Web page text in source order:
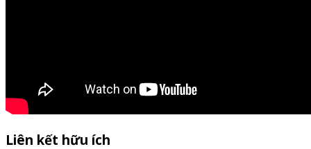
Liên kết hữu ích